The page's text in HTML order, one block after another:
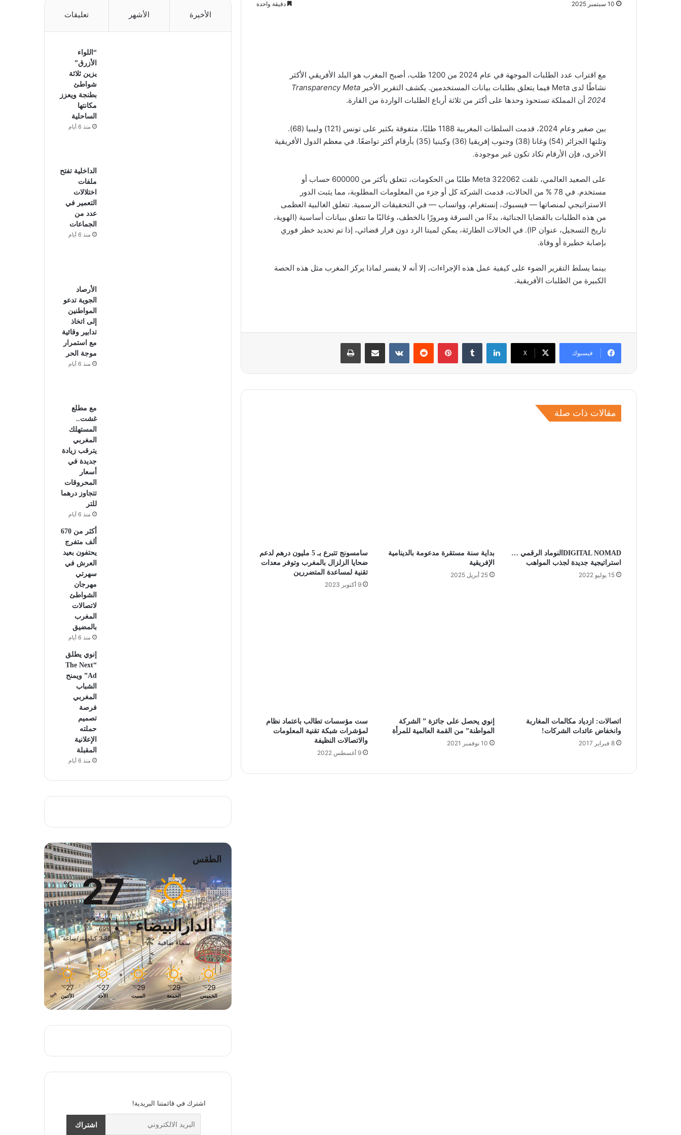
10 سبتمبر 2025 دقيقة واحدة
مع اقتراب عدد الطلبات الموجهة في عام 2024 من 1200 طلب، أصبح المغرب هو البلد الأفريقي الأكثر
نشاطًا لدى Meta فيما يتعلق بطلبات بيانات المستخدمين. يكشف التقرير الأخير
Transparency Meta
2024 أن المملكة تستحوذ وحدها على أكثر من ثلاثة أرباع الطلبات الواردة من القارة.
بين صغير وعام 2024، قدمت السلطات المغربية 1188 طلبًا، متفوقة بكثير على تونس (121) وليبيا (68).
وتلتها الجزائر (54) وغانا (38) وجنوب إفريقيا (36) وكينيا (35) بأرقام أكثر تواضعًا. في معظم الدول الأفريقية
الأخرى، فإن الأرقام تكاد تكون غير موجودة.
على الصعيد العالمي، تلقت Meta 322062 طلبًا من الحكومات، تتعلق بأكثر من 600000 حساب أو
مستخدم. في 78 % من الحالات، قدمت الشركة كل أو جزء من المعلومات المطلوبة، مما يثبت الدور
الاستراتيجي لمنصاتها — فيسبوك، إنستغرام، وواتساب — في التحقيقات الرسمية. تتعلق الغالبية العظمى
من هذه الطلبات بالقضايا الجنائية، بدءًا من السرقة ومرورًا بالخطف، وغالبًا ما تتعلق ببيانات أساسية (الهوية،
تاريخ التسجيل، عنوان IP). في الحالات الطارئة، يمكن لميتا الرد دون قرار قضائي، إذا تم تحديد خطر فوري
بإصابة خطيرة أو وفاة.
بينما يسلط التقرير الضوء على كيفية عمل هذه الإجراءات، إلا أنه لا يفسر لماذا يركز المغرب مثل هذه الحصة
الكبيرة من الطلبات الأفريقية.
فيسبوك ‫X
لينكدإن بينتيريست مشاركة عبر البريد طباعة
مقالات ذات صلة
DIGITAL NOMADالنوماد الرقمي …
استراتيجية جديدة لجذب المواهب
15 يوليو 2022
بداية سنة مستقرة مدعومة بالدينامية
الإفريقية
25 أبريل 2025
سامسونج تتبرع بـ 5 مليون درهم لدعم
ضحايا الزلزال بالمغرب وتوفر معدات
تقنية لمساعدة المتضررين
9 أكتوبر 2023
اتصالات: ازدياد مكالمات المغاربة
وانخفاض عائدات الشركات!
8 فبراير 2017
إنوي يحصل على جائزة ” الشركة
المواطنة” من القمة العالمية للمرأة
10 نوفمبر 2021
ست مؤسسات تطالب باعتماد نظام
لمؤشرات شبكة تقنية المعلومات
والاتصالات النظيفة
9 أغسطس 2022
الأخيرة الأشهر تعليقات
“اللواء
الأزرق”
يزين ثلاثة
شواطئ
بطنجة ويعزز
مكانتها
الساحلية
منذ 6 أيام
الداخلية تفتح
ملفات
اختلالات
التعمير في
عدد من
الجماعات
منذ 6 أيام
الأرصاد
الجوية تدعو
المواطنين
إلى اتخاذ
تدابير وقائية
مع استمرار
موجة الحر
منذ 6 أيام
مع مطلع
غشت..
المستهلك
المغربي
يترقب زيادة
جديدة في
أسعار
المحروقات
تتجاوز درهما
للتر
منذ 6 أيام
أكثر من 670
ألف متفرج
يحتفون بعيد
العرش في
سهرتي
مهرجان
الشواطئ
لاتصالات
المغرب
بالمضيق
منذ 6 أيام
إنوي يطلق
“The Next
Ad” ويمنح
الشباب
المغربي
فرصة
تصميم
حملته
الإعلانية
المقبلة
منذ 6 أيام
الطقس
الدارالبيضاء
سماء صافية
27
℃
29º - 24º
69%
3.58 كيلومتر/ساعة
29
℃
الخميس
29
℃
الجمعة
29
℃
السبت
27
℃
الأحد
27
℃
الأثنين
اشترك في قائمتنا البريدية!